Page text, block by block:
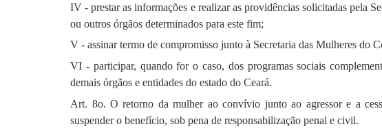
IV - prestar as informações e realizar as providências solicitadas pela
ou outros órgãos determinados para este fim;
V - assinar termo de compromisso junto à Secretaria das Mulheres do
VI - participar, quando for o caso, dos programas sociais
demais órgãos e entidades do estado do Ceará.
Art. 8o. O retorno da mulher ao convívio junto ao agressor e a
suspender o benefício, sob pena de responsabilização penal e civil.